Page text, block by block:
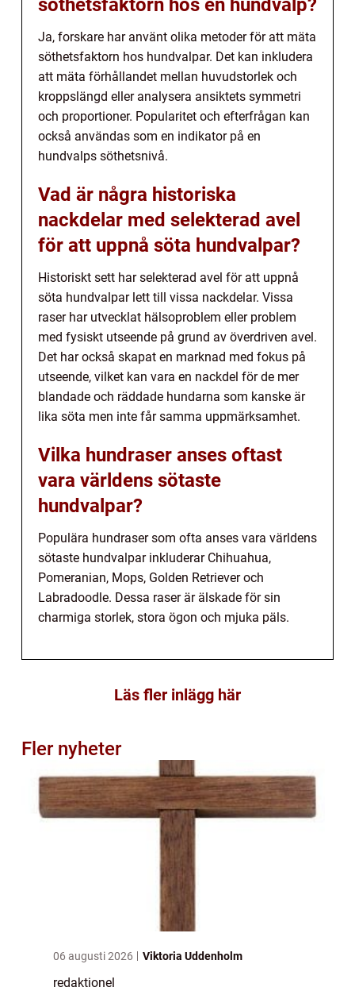
söthetsfaktorn hos en hundvalp?
Ja, forskare har använt olika metoder för att mäta
söthetsfaktorn hos hundvalpar. Det kan inkludera
att mäta förhållandet mellan huvudstorlek och
kroppslängd eller analysera ansiktets symmetri
och proportioner. Popularitet och efterfrågan kan
också användas som en indikator på en
hundvalps söthetsnivå.
Vad är några historiska
nackdelar med selekterad avel
för att uppnå söta hundvalpar?
Historiskt sett har selekterad avel för att uppnå
söta hundvalpar lett till vissa nackdelar. Vissa
raser har utvecklat hälsoproblem eller problem
med fysiskt utseende på grund av överdriven avel.
Det har också skapat en marknad med fokus på
utseende, vilket kan vara en nackdel för de mer
blandade och räddade hundarna som kanske är
lika söta men inte får samma uppmärksamhet.
Vilka hundraser anses oftast
vara världens sötaste
hundvalpar?
Populära hundraser som ofta anses vara världens
sötaste hundvalpar inkluderar Chihuahua,
Pomeranian, Mops, Golden Retriever och
Labradoodle. Dessa raser är älskade för sin
charmiga storlek, stora ögon och mjuka päls.
Läs fler inlägg här
Fler nyheter
06 augusti 2026 Viktoria Uddenholm
redaktionel